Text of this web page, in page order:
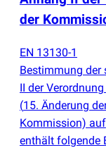
der
EN 13130-1
Bestimmung der
II der Verordnung
(15. Änderung
Kommission)
enthält folgende